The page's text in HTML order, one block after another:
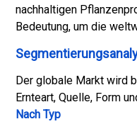
nachhaltigen
Bedeutung, um die
Der globale Markt wird
Ernteart, Quelle, Form
Nach Typ